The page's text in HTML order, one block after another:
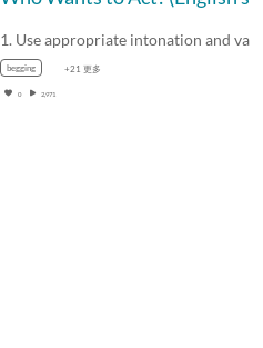
begging +21 更多
0 2,971